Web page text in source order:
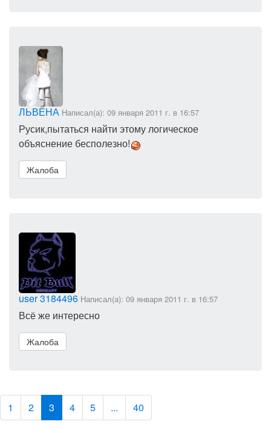
ЛЬВЁНА Написал(а): 09 января 2011 г. в 16:57
Русик,пытаться найти этому логическое
объяснение бесполезно!
Жалоба
user 3184496 Написал(а): 09 января 2011 г. в 16:57
Всё же интересно
Жалоба
1 2 3 4 5 ... 40